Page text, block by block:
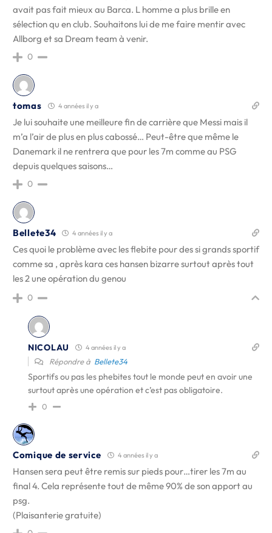
avait pas fait mieux au Barca. L homme a plus brille en
sélection qu en club. Souhaitons lui de me faire mentir avec
Allborg et sa Dream team à venir.
0
tomas 4 années il y a
Je lui souhaite une meilleure fin de carrière que Messi mais il
m’a l’air de plus en plus cabossé… Peut-être que même le
Danemark il ne rentrera que pour les 7m comme au PSG
depuis quelques saisons…
0
Bellete34 4 années il y a
Ces quoi le problème avec les flebite pour des si grands sportif
comme sa , après kara ces hansen bizarre surtout après tout
les 2 une opération du genou
0
NICOLAU 4 années il y a
Répondre à Bellete34
Sportifs ou pas les phebites tout le monde peut en avoir une
surtout après une opération et c’est pas obligatoire.
0
Comique de service 4 années il y a
Hansen sera peut être remis sur pieds pour…tirer les 7m au
final 4. Cela représente tout de même 90% de son apport au
psg.
(Plaisanterie gratuite)